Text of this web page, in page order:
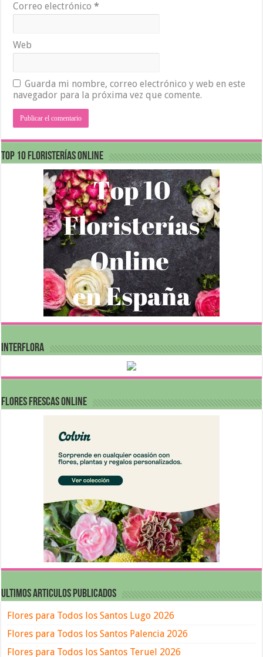
Correo electrónico*
Web
Guarda mi nombre, correo electrónico y web en este
navegador para la próxima vez que comente.
Top 10 Floristerías Online
INTERFLORA
FLORES FRESCAS ONLINE
ULTIMOS ARTICULOS PUBLICADOS
Flores para Todos los Santos Lugo 2026
Flores para Todos los Santos Palencia 2026
Flores para Todos los Santos Teruel 2026